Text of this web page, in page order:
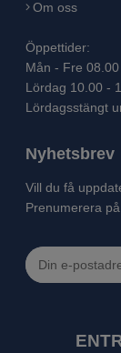
Om oss
Öppettider:
Mån - Fre
Lördag 10.00 -
Lördagsstängt
Nyhetsbrev
Vill du få
Prenumerera